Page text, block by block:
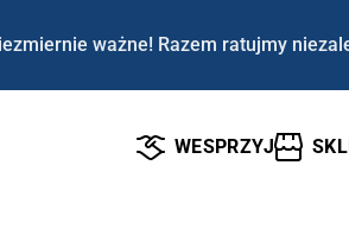
ważne! Razem ratujmy
WESPRZYJ